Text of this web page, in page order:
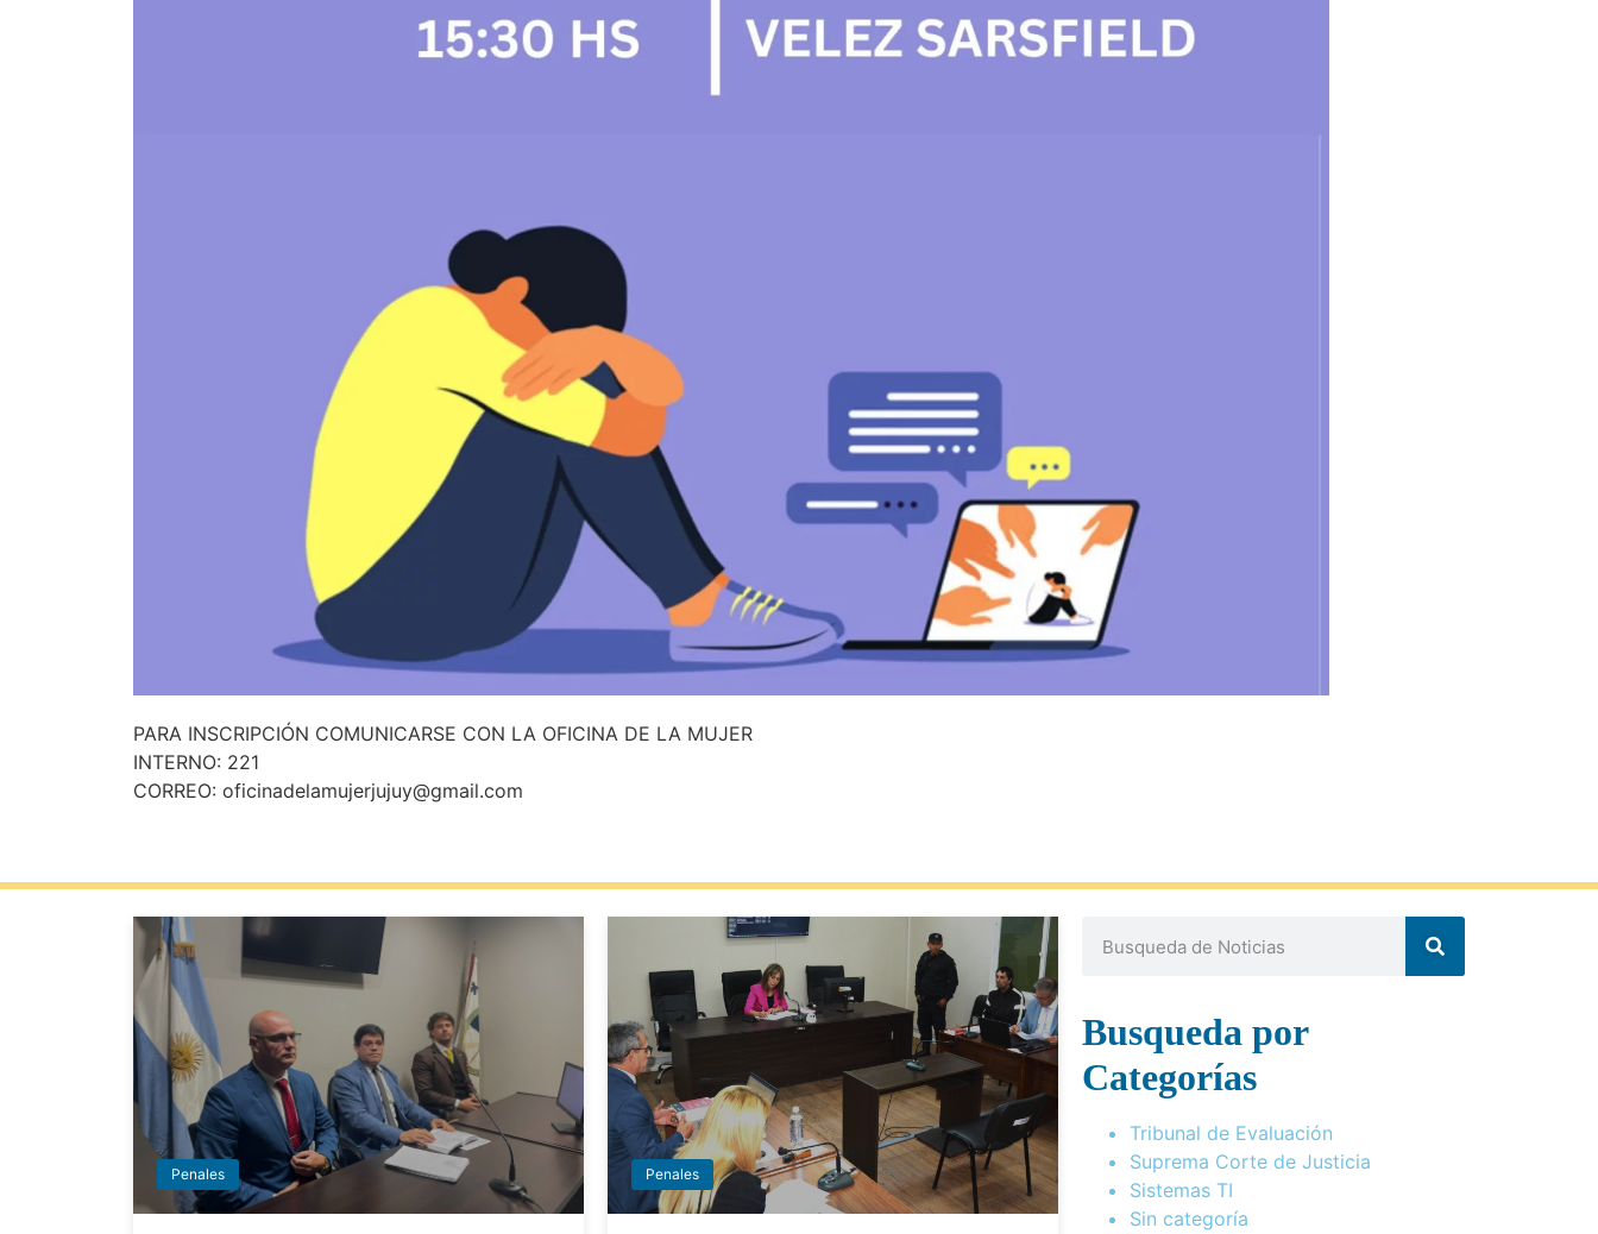
PARA INSCRIPCIÓN COMUNICARSE CON LA OFICINA DE LA MUJER
INTERNO: 221
CORREO: oficinadelamujerjujuy@gmail.com
Penales Penales
Busqueda por
Categorías
Tribunal de Evaluación
Suprema Corte de Justicia
Sistemas TI
Sin categoría